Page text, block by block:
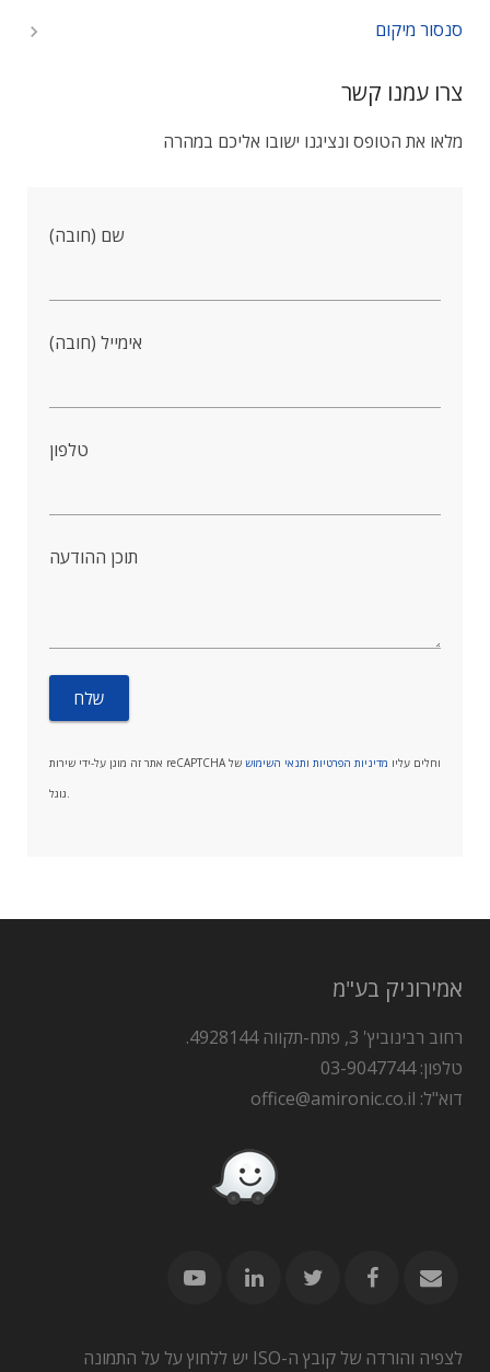
סנסור מיקום
צרו עמנו קשר
מלאו את הטופס ונציגנו ישובו אליכם במהרה
שם (חובה)
אימייל (חובה)
טלפון
תוכן ההודעה
אתר זה מוגן על-ידי שירות reCAPTCHA וחלים עליו מדיניות הפרטיות ותנאי השימוש של
גוגל.
אמירוניק בע"מ
רחוב רבינוביץ' 3, פתח-תקווה 4928144.
טלפון: 03-9047744
דוא"ל: office@amironic.co.il
לצפיה והורדה של קובץ ה-ISO יש ללחוץ על על התמונה